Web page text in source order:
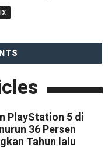
PlayStation 5 di
36 Persen
Tahun lalu